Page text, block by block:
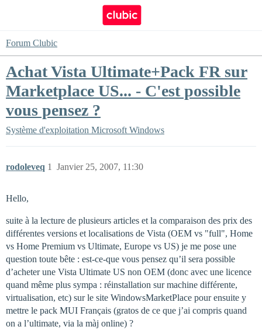
Forum Clubic
Achat Vista Ultimate+Pack FR sur
Marketplace US... - C'est possible
vous pensez ?
Système d'exploitation Microsoft Windows
rodoleveq Janvier 25, 2007, 11:30
1
Hello,
suite à la lecture de plusieurs articles et la comparaison des prix des
différentes versions et localisations de Vista (OEM vs "full", Home
vs Home Premium vs Ultimate, Europe vs US) je me pose une
question toute bête : est-ce-que vous pensez qu’il sera possible
d’acheter une Vista Ultimate US non OEM (donc avec une licence
quand même plus sympa : réinstallation sur machine différente,
virtualisation, etc) sur le site WindowsMarketPlace pour ensuite y
mettre le pack MUI Français (gratos de ce que j’ai compris quand
on a l’ultimate, via la màj online) ?